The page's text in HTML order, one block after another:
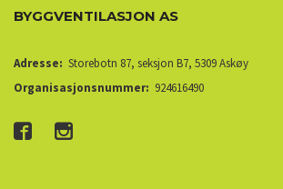
BYGGVENTILASJON AS
Adresse: Storebotn 87, seksjon B7, 5309 Askøy
Organisasjonsnummer: 924616490